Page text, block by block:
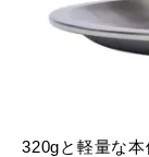
320gと軽量な